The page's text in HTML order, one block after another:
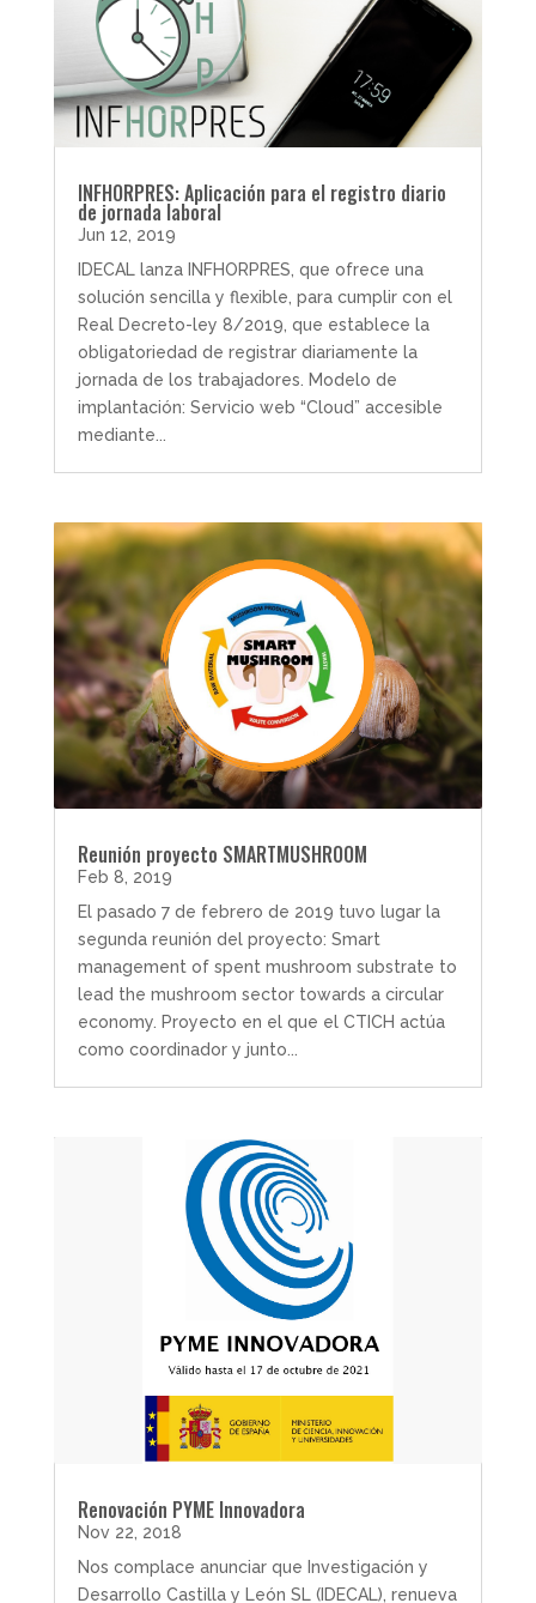
INFHORPRES: Aplicación para el registro diario
de jornada laboral
Jun 12, 2019
IDECAL lanza INFHORPRES, que ofrece una
solución sencilla y flexible, para cumplir con el
Real Decreto-ley 8/2019, que establece la
obligatoriedad de registrar diariamente la
jornada de los trabajadores. Modelo de
implantación: Servicio web “Cloud” accesible
mediante...
Reunión proyecto SMARTMUSHROOM
Feb 8, 2019
El pasado 7 de febrero de 2019 tuvo lugar la
segunda reunión del proyecto: Smart
management of spent mushroom substrate to
lead the mushroom sector towards a circular
economy. Proyecto en el que el CTICH actúa
como coordinador y junto...
Renovación PYME Innovadora
Nov 22, 2018
Nos complace anunciar que Investigación y
Desarrollo Castilla y León SL (IDECAL), renueva